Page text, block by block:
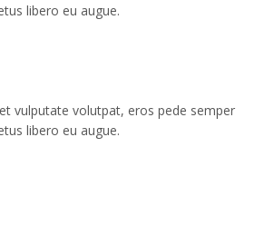
libero eu augue.
vulputate volutpat, eros pede semper
libero eu augue.